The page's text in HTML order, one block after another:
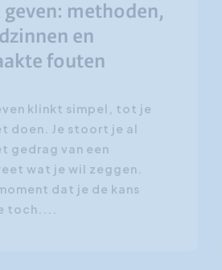
geven: methoden,
en
fouten
klinkt simpel, tot je
doen. Je stoort je al
gedrag van een
wat je wil zeggen.
dat je de kans
toch....